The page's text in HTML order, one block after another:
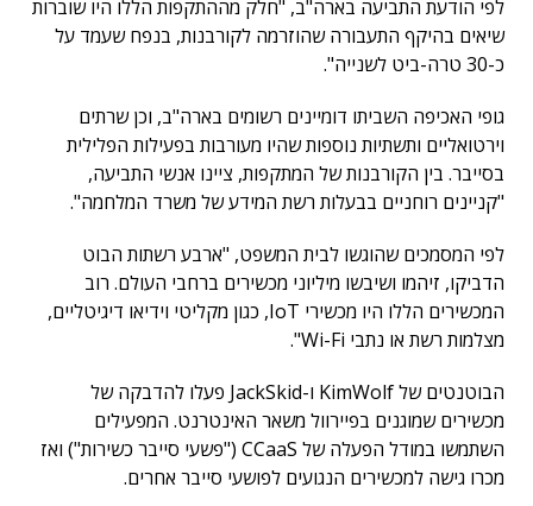
לפי הודעת התביעה בארה"ב, "חלק מההתקפות הללו היו שוברות
שיאים בהיקף התעבורה שהוזרמה לקורבנות, בנפח שעמד על
כ-30 טרה-ביט לשנייה".
גופי האכיפה השביתו דומיינים רשומים בארה"ב, וכן שרתים
וירטואליים ותשתיות נוספות שהיו מעורבות בפעילות הפלילית
בסייבר. בין הקורבנות של המתקפות, ציינו אנשי התביעה,
"קניינים רוחניים בבעלות רשת המידע של משרד המלחמה".
לפי המסמכים שהוגשו לבית המשפט, "ארבע רשתות הבוט
הדביקו, זיהמו ושיבשו מיליוני מכשירים ברחבי העולם. רוב
המכשירים הללו היו מכשירי IoT, כגון מקליטי וידיאו דיגיטליים,
מצלמות רשת או נתבי Wi-Fi".
הבוטנטים של KimWolf ו-JackSkid פעלו להדבקה של
מכשירים שמוגנים בפיירוול משאר האינטרנט. המפעילים
השתמשו במודל הפעלה של CCaaS ("פשעי סייבר כשירות") ואז
מכרו גישה למכשירים הנגועים לפושעי סייבר אחרים.